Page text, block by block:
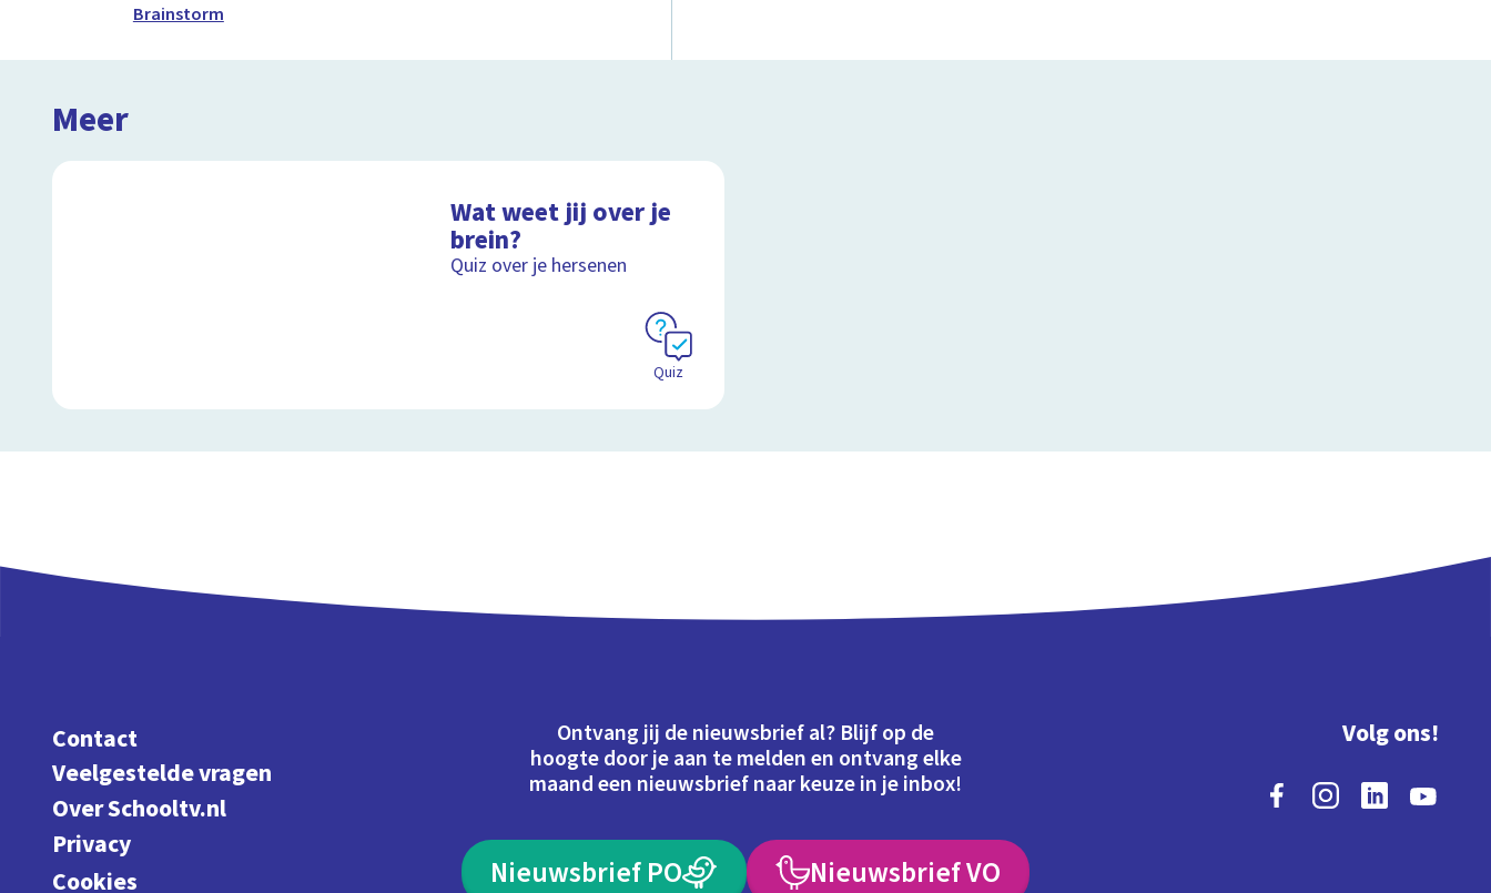
Brainstorm
Meer
Wat weet jij over je
brein?
Quiz over je hersenen
Quiz
Contact
Veelgestelde vragen
Over Schooltv.nl
Privacy
Cookies
Ontvang jij de nieuwsbrief al? Blijf op de
hoogte door je aan te melden en ontvang elke
maand een nieuwsbrief naar keuze in je inbox!
Nieuwsbrief PO Nieuwsbrief VO
Volg ons!